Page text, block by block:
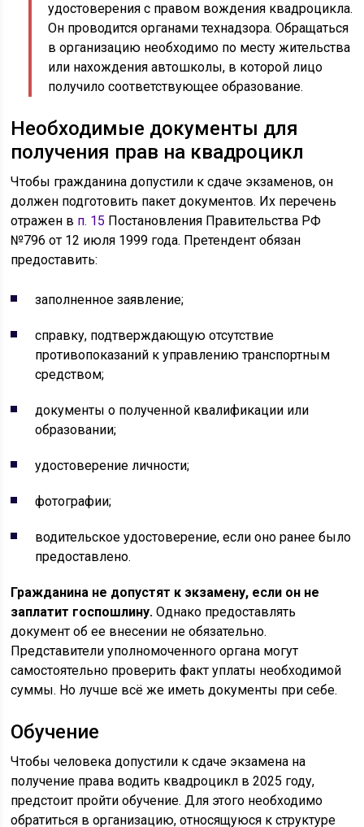
удостоверения с правом вождения квадроцикла.
Он проводится органами технадзора. Обращаться
в организацию необходимо по месту жительства
или нахождения автошколы, в которой лицо
получило соответствующее образование.
Необходимые документы для
получения прав на квадроцикл
Чтобы гражданина допустили к сдаче экзаменов, он
должен подготовить пакет документов. Их перечень
отражен в п. 15 Постановления Правительства РФ
№796 от 12 июля 1999 года. Претендент обязан
предоставить:
заполненное заявление;
справку, подтверждающую отсутствие
противопоказаний к управлению транспортным
средством;
документы о полученной квалификации или
образовании;
удостоверение личности;
фотографии;
водительское удостоверение, если оно ранее было
предоставлено.
Гражданина не допустят к экзамену, если он не
заплатит госпошлину. Однако предоставлять
документ об ее внесении не обязательно.
Представители уполномоченного органа могут
самостоятельно проверить факт уплаты необходимой
суммы. Но лучше всё же иметь документы при себе.
Обучение
Чтобы человека допустили к сдаче экзамена на
получение права водить квадроцикл в 2025 году,
предстоит пройти обучение. Для этого необходимо
обратиться в организацию, относящуюся к структуре